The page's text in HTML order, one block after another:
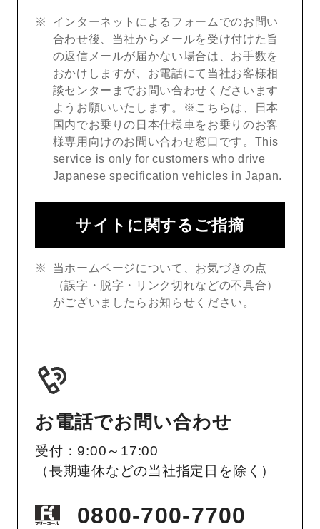
インターネットによるフォームでのお問い
合わせ後、当社からメールを受け付けた旨
の返信メールが届かない場合は、お手数を
おかけしますが、お電話にて当社お客様相
談センターまでお問い合わせくださいます
ようお願いいたします。※こちらは、日本
国内でお乗りの日本仕様車をお乗りのお客
様専用向けのお問い合わせ窓口です。This
service is only for customers who drive
Japanese specification vehicles in Japan.
サイトに関するご指摘
当ホームページについて、お気づきの点
（誤字・脱字・リンク切れなどの不具合）
がございましたらお知らせください。
お電話でお問い合わせ
受付：9:00～17:00
（長期連休などの当社指定日を除く）
0800-700-7700